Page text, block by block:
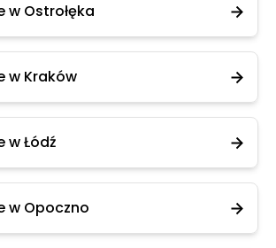
w Ostrołęka
w Kraków
w Łódź
w Opoczno